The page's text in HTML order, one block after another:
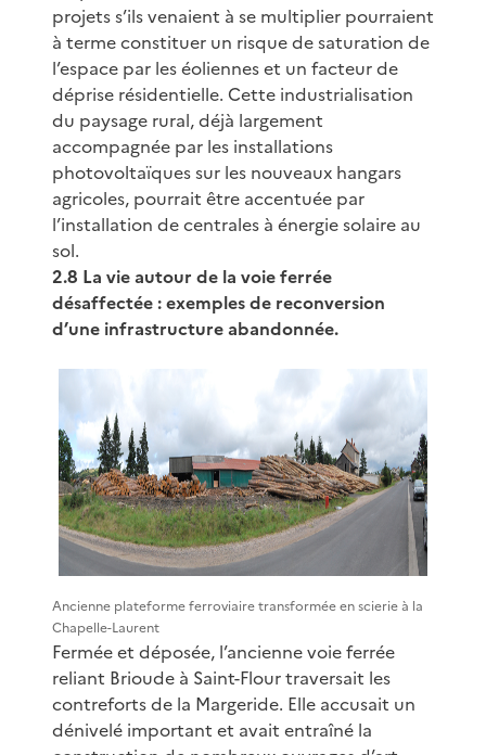
projets s’ils venaient à se multiplier pourraient
à terme constituer un risque de saturation de
l’espace par les éoliennes et un facteur de
déprise résidentielle. Cette industrialisation
du paysage rural, déjà largement
accompagnée par les installations
photovoltaïques sur les nouveaux hangars
agricoles, pourrait être accentuée par
l’installation de centrales à énergie solaire au
sol.
2.8 La vie autour de la voie ferrée
désaffectée : exemples de reconversion
d’une infrastructure abandonnée.
Ancienne plateforme ferroviaire transformée en scierie à la
Chapelle-Laurent
Fermée et déposée, l’ancienne voie ferrée
reliant Brioude à Saint-Flour traversait les
contreforts de la Margeride. Elle accusait un
dénivelé important et avait entraîné la